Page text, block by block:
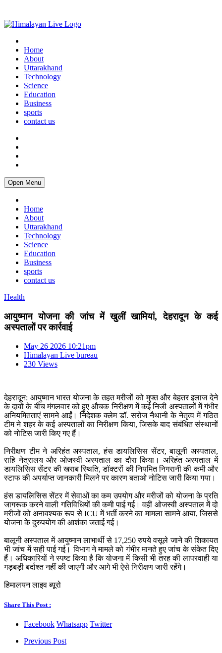
Home
About
Uttarakhand
Technology
Science
Education
Business
sports
contact us
Open Menu
Home
About
Uttarakhand
Technology
Science
Education
Business
sports
contact us
Health
आयुष्मान योजना की जांच में खुलीं खामियां, देहरादून के कई
अस्पतालों पर कार्रवाई
May 26 2026 10:21pm
Himalayan Live bureau
230 Views
देहरादून: आयुष्मान भारत योजना के तहत मरीजों को मुफ्त और बेहतर इलाज देने
के दावों के बीच मंगलवार को हुए औचक निरीक्षण में कई निजी अस्पतालों में गंभीर
अनियमितताएं सामने आईं। निदेशक क्लेम डॉ. सरोज नैथानी के नेतृत्व में गठित
टीम ने शहर के कई अस्पतालों का निरीक्षण किया, जिसके बाद संबंधित संस्थानों
को नोटिस जारी किए गए हैं।
निरीक्षण टीम ने अरिहंत अस्पताल, हंस डायलिसिस सेंटर, बालूनी अस्पताल,
राहि नेत्रालय और ओजस्वी अस्पताल का दौरा किया। अरिहंत अस्पताल में
डायलिसिस सेंटर की खराब स्थिति, डॉक्टरों की नियमित निगरानी की कमी और
स्टाफ की अपर्याप्त जानकारी मिलने पर कारण बताओ नोटिस जारी किया गया।
हंस डायलिसिस सेंटर में सेवाओं का कम उपयोग और मरीजों को योजना के प्रति
जागरूक करने वाली गतिविधियों की कमी पाई गई। वहीं ओजस्वी अस्पताल में दो
मरीजों को अनावश्यक रूप से ICU में भर्ती करने का मामला सामने आया, जिससे
योजना के दुरुपयोग की आशंका जताई गई।
बालूनी अस्पताल में आयुष्मान लाभार्थी से 17,250 रुपये वसूले जाने की शिकायत
भी जांच में सही पाई गई। विभाग ने मामले को गंभीर मानते हुए जांच के संकेत दिए
हैं। अधिकारियों ने स्पष्ट किया है कि योजना में किसी भी तरह की लापरवाही या
गड़बड़ी बर्दाश्त नहीं की जाएगी और आगे भी ऐसे निरीक्षण जारी रहेंगे।
हिमालयन लाइव ब्यूरो
Share This Post :
Facebook Whatsapp Twitter
Previous Post